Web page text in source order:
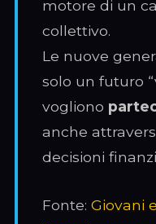
motore di un
collettivo.
Le nuove
solo un futuro
vogliono
anche
decisioni
Fonte: Giovani